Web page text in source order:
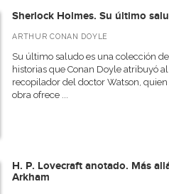
Sherlock Holmes. Su último
ARTHUR CONAN DOYLE
Su último saludo es una colección de
historias que Conan Doyle atribuyó
recopilador del doctor Watson, quien
obra ofrece ...
H. P. Lovecraft anotado. Más
Arkham